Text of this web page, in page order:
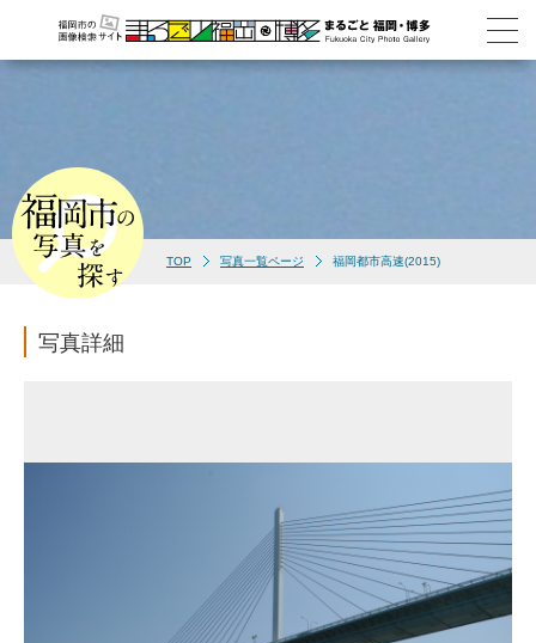
TOP 写真一覧ページ 福岡都市高速(2015)
写真詳細